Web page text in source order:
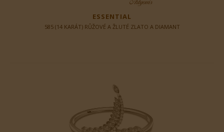
ESSENTIAL
585 (14 KARÁT) RŮŽOVÉ A ŽLUTÉ ZLATO A DIAMANT